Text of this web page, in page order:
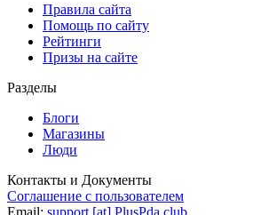
Правила сайта
Помощь по сайту
Рейтинги
Призы на сайте
Разделы
Блоги
Магазины
Люди
Контакты и Документы
Соглашение с пользователем
Email: support [at] PlusPda.club